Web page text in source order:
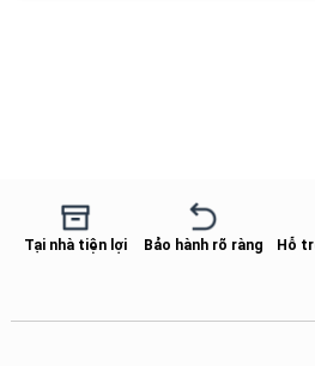
Tại nhà tiện lợi Bảo hành rõ ràng Hỗ